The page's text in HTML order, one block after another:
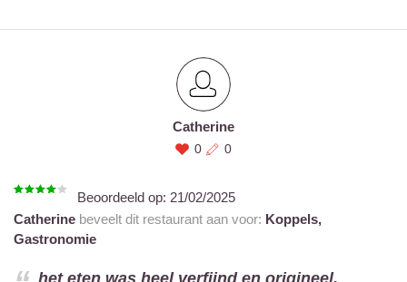
Catherine
0 0
Beoordeeld op: 21/02/2025
Catherine beveelt dit restaurant aan voor: Koppels,
Gastronomie
het eten was heel verfijnd en origineel.